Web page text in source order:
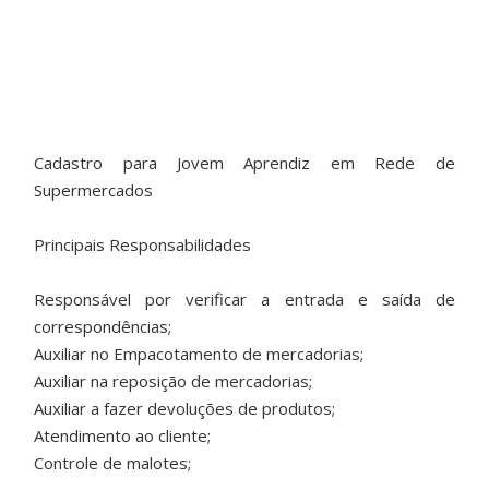
Cadastro para Jovem Aprendiz em Rede de
Supermercados
Principais Responsabilidades
Responsável por verificar a entrada e saída de
correspondências;
Auxiliar no Empacotamento de mercadorias;
Auxiliar na reposição de mercadorias;
Auxiliar a fazer devoluções de produtos;
Atendimento ao cliente;
Controle de malotes;